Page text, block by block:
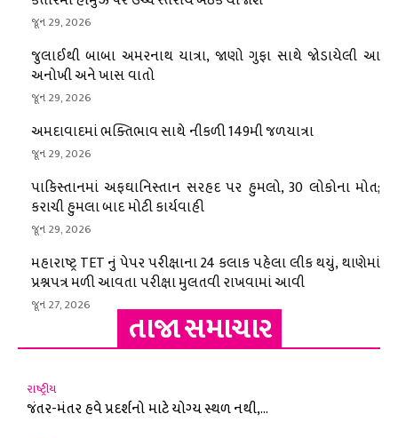
જૂન 29, 2026
જુલાઈથી બાબા અમરનાથ યાત્રા, જાણો ગુફા સાથે જોડાયેલી આ
અનોખી અને ખાસ વાતો
જૂન 29, 2026
અમદાવાદમાં ભક્તિભાવ સાથે નીકળી 149મી જળયાત્રા
જૂન 29, 2026
પાકિસ્તાનમાં અફઘાનિસ્તાન સરહદ પર હુમલો, 30 લોકોના મોત;
કરાચી હુમલા બાદ મોટી કાર્યવાહી
જૂન 29, 2026
મહારાષ્ટ્ર TET નું પેપર પરીક્ષાના 24 કલાક પહેલા લીક થયું, થાણેમાં
પ્રશ્નપત્ર મળી આવતા પરીક્ષા મુલતવી રાખવામાં આવી
જૂન 27, 2026
તાજા સમાચાર
રાષ્ટ્રીય
જંતર-મંતર હવે પ્રદર્શનો માટે યોગ્ય સ્થળ નથી,...